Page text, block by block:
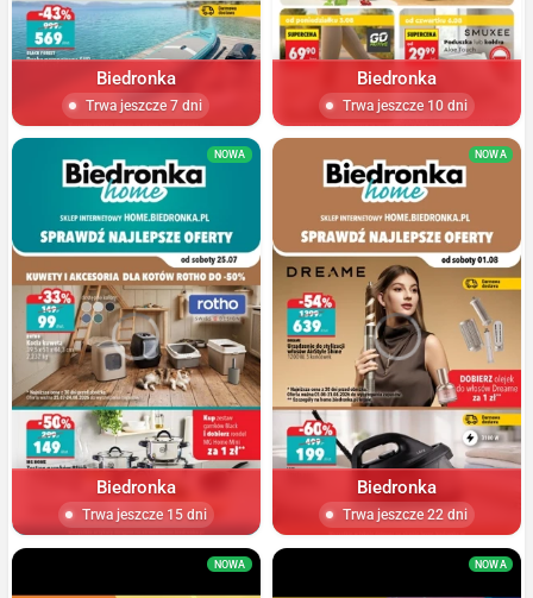
Biedronka
Trwa jeszcze 7 dni
Biedronka
Trwa jeszcze 10 dni
NOWA
Biedronka
Trwa jeszcze 15 dni
NOWA
Biedronka
Trwa jeszcze 22 dni
NOWA NOWA